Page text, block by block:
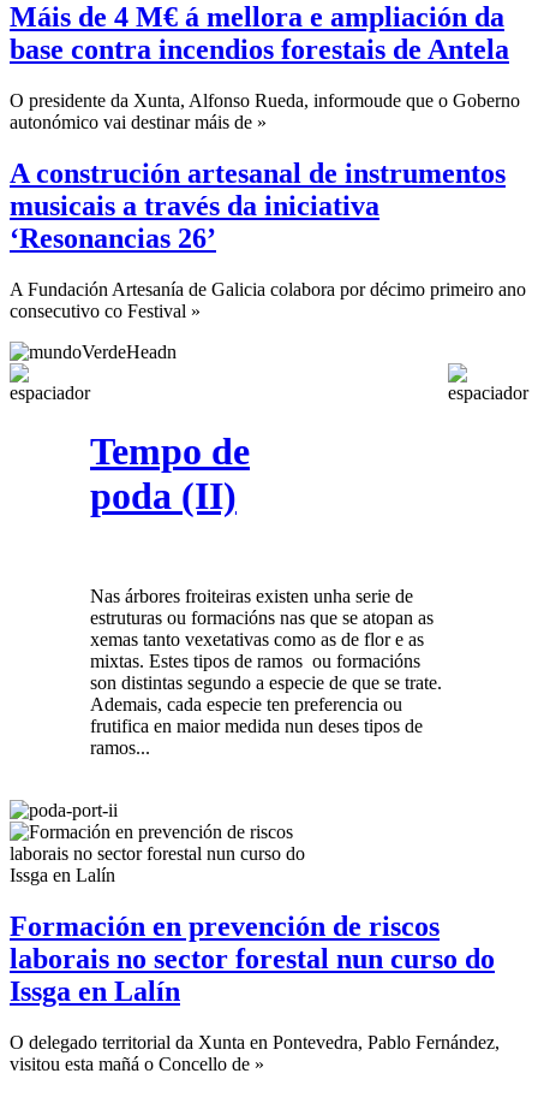
Máis de 4 M€ á mellora e ampliación da
base contra incendios forestais de Antela
O presidente da Xunta, Alfonso Rueda, informoude que o Goberno
autonómico vai destinar máis de »
A construción artesanal de instrumentos
musicais a través da iniciativa
‘Resonancias 26’
A Fundación Artesanía de Galicia colabora por décimo primeiro ano
consecutivo co Festival »
Tempo de
poda (II)
Nas árbores froiteiras existen unha serie de
estruturas ou formacións nas que se atopan as
xemas tanto vexetativas como as de flor e as
mixtas. Estes tipos de ramos ou formacións
son distintas segundo a especie de que se trate.
Ademais, cada especie ten preferencia ou
frutifica en maior medida nun deses tipos de
ramos...
Formación en prevención de riscos
laborais no sector forestal nun curso do
Issga en Lalín
O delegado territorial da Xunta en Pontevedra, Pablo Fernández,
visitou esta mañá o Concello de »